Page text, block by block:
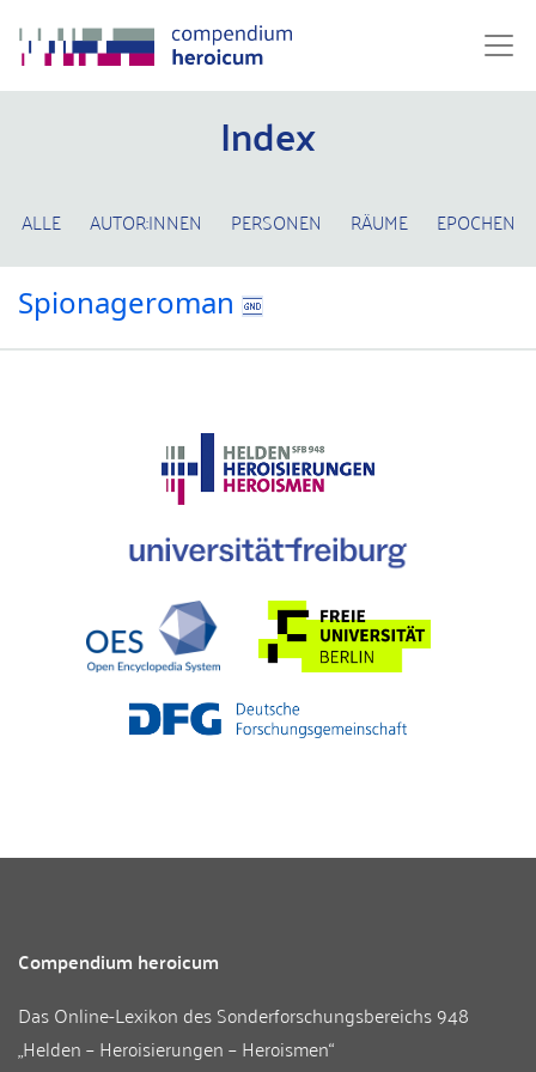
Index
ALLE AUTOR:INNEN PERSONEN RÄUME EPOCHEN
Spionageroman
Compendium heroicum
Das Online-Lexikon desSonderforschungsbereichs 948
„Helden – Heroisierungen – Heroismen“